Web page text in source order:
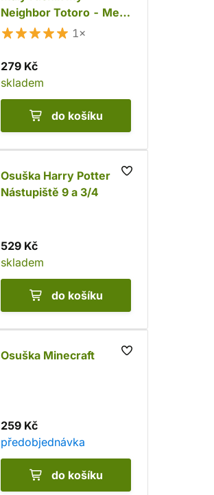
Neighbor Totoro - Mei
and Totoro
1×
279 Kč
skladem
do košíku
Osuška Harry Potter -
Nástupiště 9 a 3/4
529 Kč
skladem
do košíku
Osuška Minecraft
259 Kč
předobjednávka
do košíku